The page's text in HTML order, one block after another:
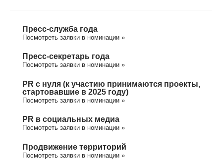
Пресс-служба года
Посмотреть заявки в номинации »
Пресс-секретарь года
Посмотреть заявки в номинации »
PR с нуля (к участию принимаются проекты,
стартовавшие в 2025 году)
Посмотреть заявки в номинации »
PR в социальных медиа
Посмотреть заявки в номинации »
Продвижение территорий
Посмотреть заявки в номинации »